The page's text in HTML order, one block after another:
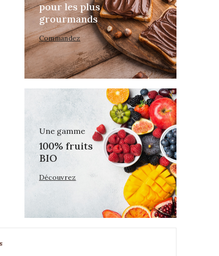
pour les plus
grourmands
Commandez
Une gamme
100% fruits
BIO
Découvrez